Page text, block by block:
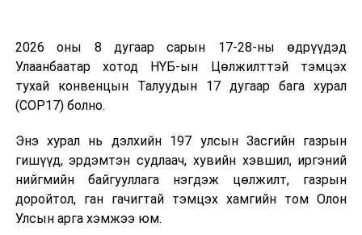
бөгөөд олгох зээлийн нийт хэмжээг Монголбанкнаас
банк тус бүрт тогтоож өгч байгаа. Мөн банк болгоны
эх үүсвэр харилцан адилгүй тул ирж буй зээлийн
хүсэлтийн хэмжээ, олгоод байгаа зээлийн хэмжээ
асуудлыг тухайн банк өөрөө шийдэх байх. Манай
банкны хувьд зээлийн хүсэлтийг хэвийн авч байгаа.
Хэдий хөл хориотой байгаа ч харилцааны
менежерүүд зайнаас зээлийн хүсэлтийг судалж,
банкны зээлийн хороо цахимаар хуралдаж зээлийг
2026 оны 8 дугаар сарын 17-28-ны өдрүүдэд
Улаанбаатар хотод НҮБ-ын Цөлжилттэй тэмцэх
тухай конвенцын Талуудын 17 дугаар бага хурал
(COP17) болно.
Энэ хурал нь дэлхийн 197 улсын Засгийн газрын
гишүүд, эрдэмтэн судлаач, хувийн хэвшил, иргэний
нийгмийн байгууллага нэгдэж цөлжилт, газрын
доройтол, ган гачигтай тэмцэх хамгийн том Олон
Улсын арга хэмжээ юм.